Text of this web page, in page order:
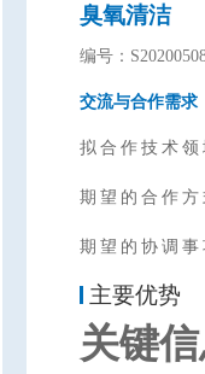
臭氧清洁
编号：
交流与合作需求
拟合作技术
期望的合作
期望的协调
主要优势
关键